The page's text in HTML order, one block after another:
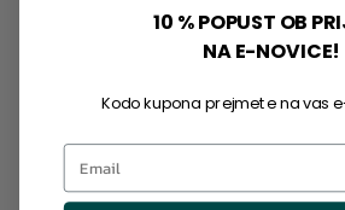
10 % POPUST OB
NA E-NOVICE!
Kodo kupona prejmete na vas
Email